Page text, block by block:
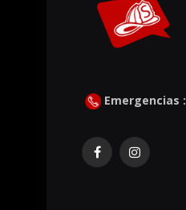
Emergencias :
FacebookInstagram